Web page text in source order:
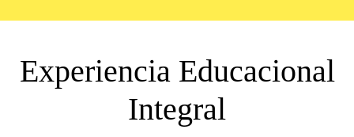
Experiencia Educacional
Integral